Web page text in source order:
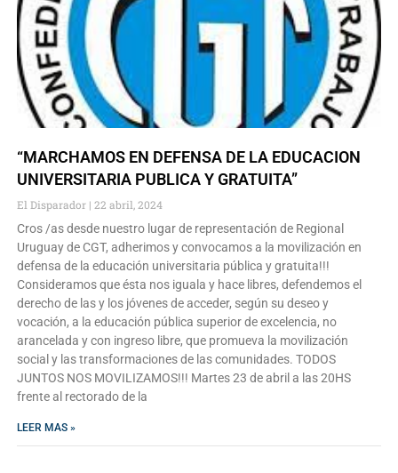
“MARCHAMOS EN DEFENSA DE LA EDUCACION
UNIVERSITARIA PUBLICA Y GRATUITA”
El Disparador 22 abril, 2024
Cros /as desde nuestro lugar de representación de Regional
Uruguay de CGT, adherimos y convocamos a la movilización en
defensa de la educación universitaria pública y gratuita!!!
Consideramos que ésta nos iguala y hace libres, defendemos el
derecho de las y los jóvenes de acceder, según su deseo y
vocación, a la educación pública superior de excelencia, no
arancelada y con ingreso libre, que promueva la movilización
social y las transformaciones de las comunidades. TODOS
JUNTOS NOS MOVILIZAMOS!!! Martes 23 de abril a las 20HS
frente al rectorado de la
LEER MAS »